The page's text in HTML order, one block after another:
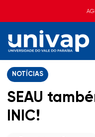
NOTÍCIAS
SEAU
INIC!